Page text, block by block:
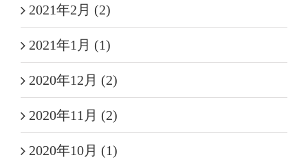
2021年2月 (2)
2021年1月 (1)
2020年12月 (2)
2020年11月 (2)
2020年10月 (1)